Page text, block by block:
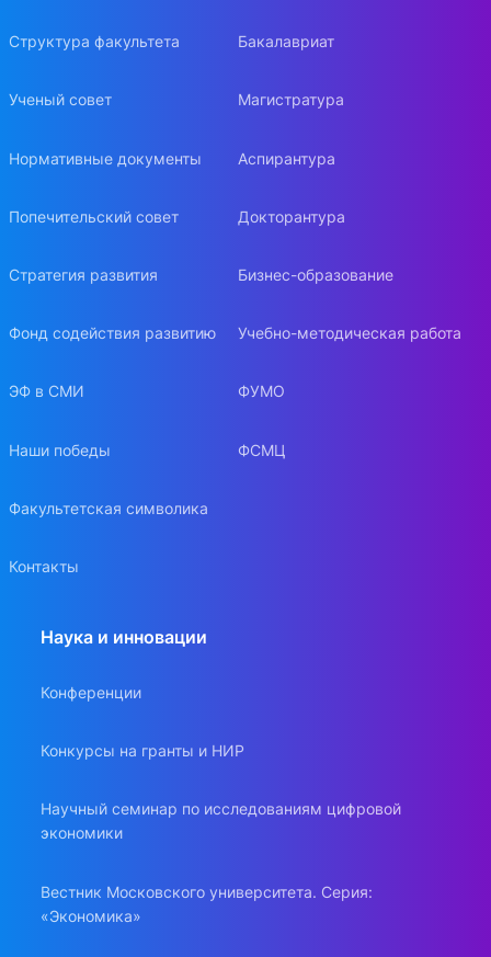
Структура факультета
Ученый совет
Нормативные документы
Попечительский совет
Стратегия развития
Фонд содействия развитию
ЭФ в СМИ
Наши победы
Факультетская символика
Контакты
Бакалавриат
Магистратура
Аспирантура
Докторантура
Бизнес-образование
Учебно-методическая работа
ФУМО
ФСМЦ
Наука и инновации
Конференции
Конкурсы на гранты и НИР
Научный семинар по исследованиям цифровой
экономики
Вестник Московского университета. Серия:
«Экономика»